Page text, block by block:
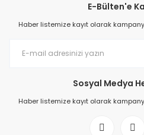
E-Bülten'e
Haber listemize kayıt olarak
Sosyal Medya
Haber listemize kayıt olarak